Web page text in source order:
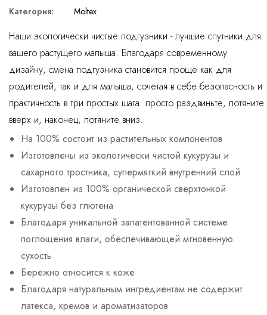
Категория: Moltex
Наши экологически чистые подгузники - лучшие спутники для
вашего растущего малыша. Благодаря современному
дизайну, смена подгузника становится проще как для
родителей, так и для малыша, сочетая в себе безопасность и
практичность в три простых шага: просто раздвиньте, потяните
вверх и, наконец, потяните вниз.
На 100% состоит из растительных компонентов
Изготовлены из экологически чистой кукурузы и
сахарного тростника, супермягкий внутренний слой
Изготовлен из 100% органической сверхтонкой
кукурузы без глютена
Благодаря уникальной запатентованной системе
поглощения влаги, обеспечивающей мгновенную
сухость
Бережно относится к коже
Благодаря натуральным ингредиентам не содержит
латекса, кремов и ароматизаторов